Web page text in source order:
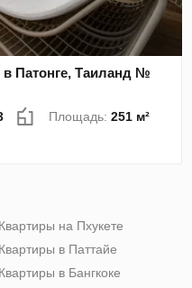
Патонге, Таиланд №
Площадь:251 м²
Квартиры на Пхукете
Квартиры в Паттайе
Квартиры в Бангкоке